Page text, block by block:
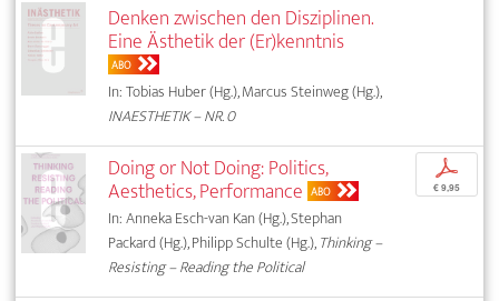
Denken zwischen den Disziplinen.
Eine Ästhetik der (Er)kenntnis
ABO
In: Tobias Huber (Hg.), Marcus Steinweg (Hg.),
INAESTHETIK – NR. 0
Doing or Not Doing: Politics,
Aesthetics, Performance ABO
In: Anneka Esch-van Kan (Hg.), Stephan
Packard (Hg.), Philipp Schulte (Hg.),Thinking –
Resisting – Reading the Political
p
€ 9,95